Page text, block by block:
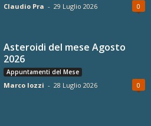
Claudio Pra - 29 Luglio 2026 0
Asteroidi del mese Agosto
2026
Appuntamenti del Mese
Marco Iozzi - 28 Luglio 2026 0